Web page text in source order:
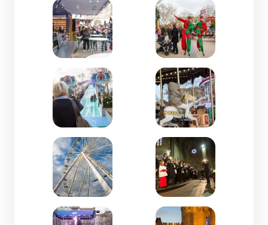
Zoom de l'image Zoom de l'image
Zoom de l'image Zoom de l'image
Zoom de l'image Zoom de l'image
Zoom de l'image Zoom de l'image